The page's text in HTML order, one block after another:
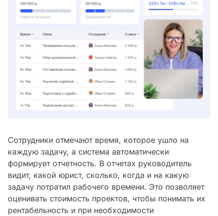
Сотрудники отмечают время, которое ушло на
каждую задачу, а система автоматически
формирует отчетность. В отчетах руководитель
видит, какой юрист, сколько, когда и на какую
задачу потратил рабочего времени. Это позволяет
оценивать стоимость проектов, чтобы понимать их
рентабельность и при необходимости